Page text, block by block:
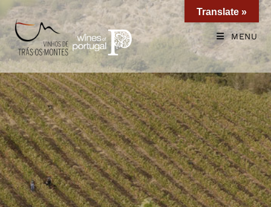
MENU
Translate »